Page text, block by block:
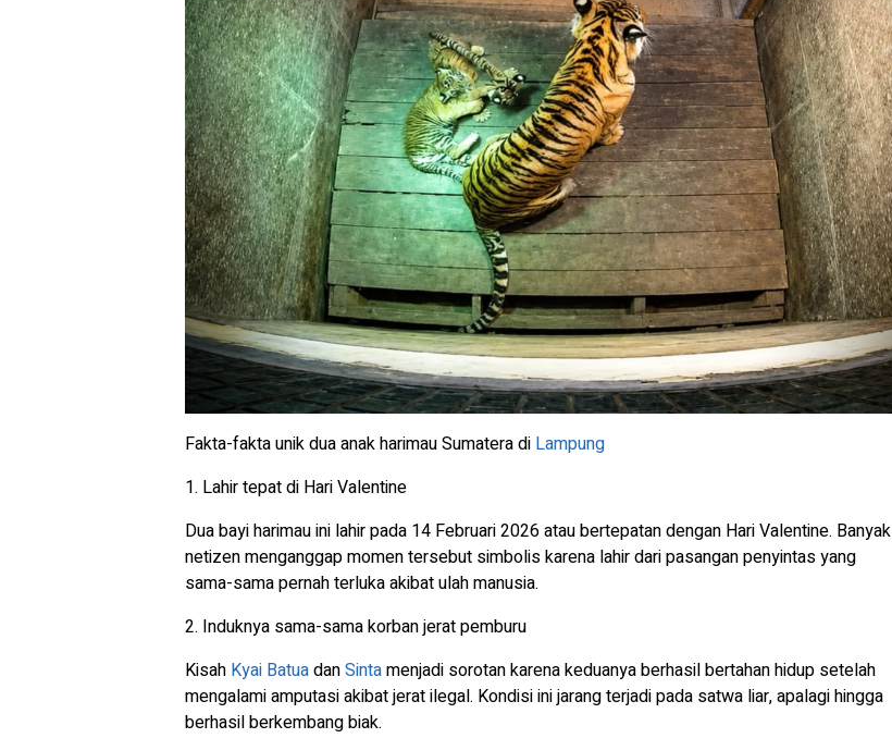
Fakta-fakta unik dua anak harimau Sumatera di Lampung
1. Lahir tepat di Hari Valentine
Dua bayi harimau ini lahir pada 14 Februari 2026 atau bertepatan dengan Hari Valentine. Banyak
netizen menganggap momen tersebut simbolis karena lahir dari pasangan penyintas yang
sama-sama pernah terluka akibat ulah manusia.
2. Induknya sama-sama korban jerat pemburu
Kisah Kyai BatuadanSintamenjadi sorotan karena keduanya berhasil bertahan hidup setelah
mengalami amputasi akibat jerat ilegal. Kondisi ini jarang terjadi pada satwa liar, apalagi hingga
berhasil berkembang biak.